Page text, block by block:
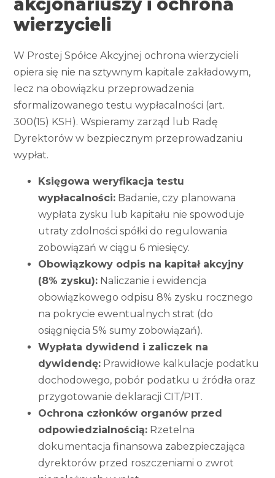
akcjonariuszy i ochrona
wierzycieli
W Prostej Spółce Akcyjnej ochrona wierzycieli
opiera się nie na sztywnym kapitale zakładowym,
lecz na obowiązku przeprowadzenia
sformalizowanego testu wypłacalności (art.
300(15) KSH). Wspieramy zarząd lub Radę
Dyrektorów w bezpiecznym przeprowadzaniu
wypłat.
Księgowa weryfikacja testu
wypłacalności: Badanie, czy planowana
wypłata zysku lub kapitału nie spowoduje
utraty zdolności spółki do regulowania
zobowiązań w ciągu 6 miesięcy.
Obowiązkowy odpis na kapitał akcyjny
(8% zysku): Naliczanie i ewidencja
obowiązkowego odpisu 8% zysku rocznego
na pokrycie ewentualnych strat (do
osiągnięcia 5% sumy zobowiązań).
Wypłata dywidend i zaliczek na
dywidendę: Prawidłowe kalkulacje podatku
dochodowego, pobór podatku u źródła oraz
przygotowanie deklaracji CIT/PIT.
Ochrona członków organów przed
odpowiedzialnością: Rzetelna
dokumentacja finansowa zabezpieczająca
dyrektorów przed roszczeniami o zwrot